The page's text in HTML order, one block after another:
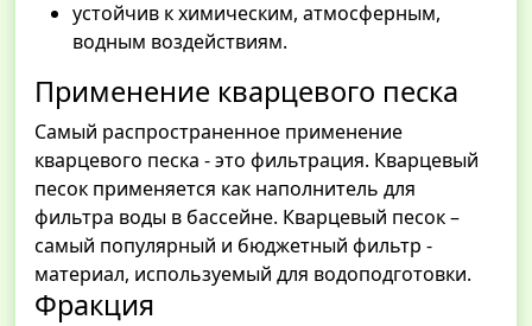
устойчив к химическим, атмосферным,
водным воздействиям.
Применение кварцевого песка
Самый распространенное применение
кварцевого песка - это фильтрация. Кварцевый
песок применяется как наполнитель для
фильтра воды в бассейне. Кварцевый песок –
самый популярный и бюджетный фильтр -
материал, используемый для водоподготовки.
Фракция